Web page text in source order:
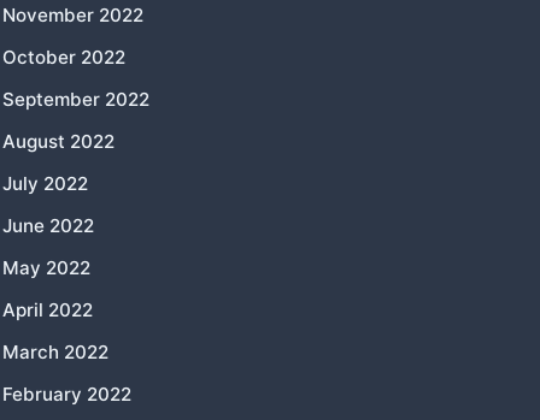
November 2022
October 2022
September 2022
August 2022
July 2022
June 2022
May 2022
April 2022
March 2022
February 2022